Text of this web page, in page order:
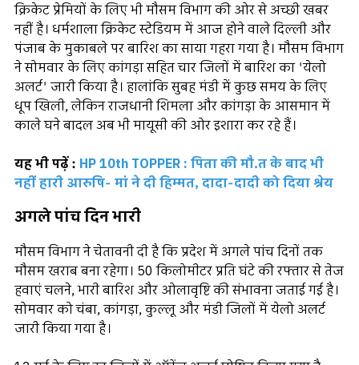
क्रिकेट प्रेमियों के लिए भी मौसम विभाग की ओर से अच्छी खबर
नहीं है। धर्मशाला क्रिकेट स्टेडियम में आज होने वाले दिल्ली और
पंजाब के मुकाबले पर बारिश का साया गहरा गया है। मौसम विभाग
ने सोमवार के लिए कांगड़ा सहित चार जिलों में बारिश का 'येलो
अलर्ट' जारी किया है। हालांकि सुबह मंडी में कुछ समय के लिए
धूप खिली, लेकिन राजधानी शिमला और कांगड़ा के आसमान में
काले घने बादल अब भी मायूसी की ओर इशारा कर रहे हैं।
यह भी पढ़ें : HP 10th TOPPER : पिता की मौ.त के बाद भी
नहीं हारी आरुषि- मां ने दी हिम्मत, दादा-दादी को दिया श्रेय
अगले पांच दिन भारी
मौसम विभाग ने चेतावनी दी है कि प्रदेश में अगले पांच दिनों तक
मौसम खराब बना रहेगा। 50 किलोमीटर प्रति घंटे की रफ्तार से तेज
हवाएं चलने, भारी बारिश और ओलावृष्टि की संभावना जताई गई है।
सोमवार को चंबा, कांगड़ा, कुल्लू और मंडी जिलों में येलो अलर्ट
जारी किया गया है।